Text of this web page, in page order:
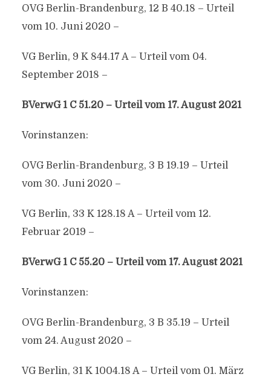
OVG Berlin-Brandenburg, 12 B 40.18 – Urteil
vom 10. Juni 2020 –
VG Berlin, 9 K 844.17 A – Urteil vom 04.
September 2018 –
BVerwG 1 C 51.20 – Urteil vom 17. August 2021
Vorinstanzen:
OVG Berlin-Brandenburg, 3 B 19.19 – Urteil
vom 30. Juni 2020 –
VG Berlin, 33 K 128.18 A – Urteil vom 12.
Februar 2019 –
BVerwG 1 C 55.20 – Urteil vom 17. August 2021
Vorinstanzen:
OVG Berlin-Brandenburg, 3 B 35.19 – Urteil
vom 24. August 2020 –
VG Berlin, 31 K 1004.18 A – Urteil vom 01. März